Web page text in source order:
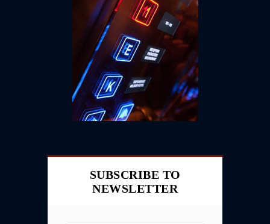
SUBSCRIBE TO
NEWSLETTER